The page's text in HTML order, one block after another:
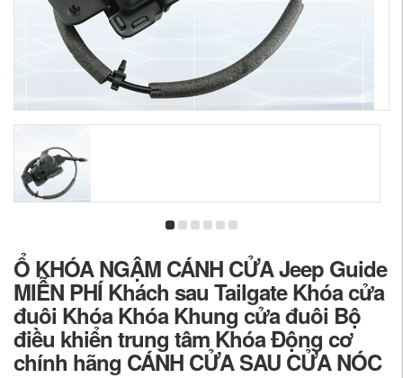
Ổ KHÓA NGẬM CÁNH CỬA Jeep Guide
MIỄN PHÍ Khách sau Tailgate Khóa cửa
đuôi Khóa Khóa Khung cửa đuôi Bộ
điều khiển trung tâm Khóa Động cơ
chính hãng CÁNH CỬA SAU CỬA NÓC